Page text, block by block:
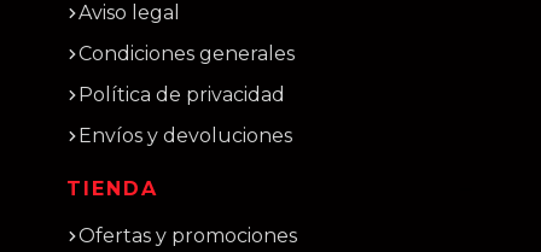
Aviso legal
Condiciones generales
Política de privacidad
Envíos y devoluciones
TIENDA
Ofertas y promociones